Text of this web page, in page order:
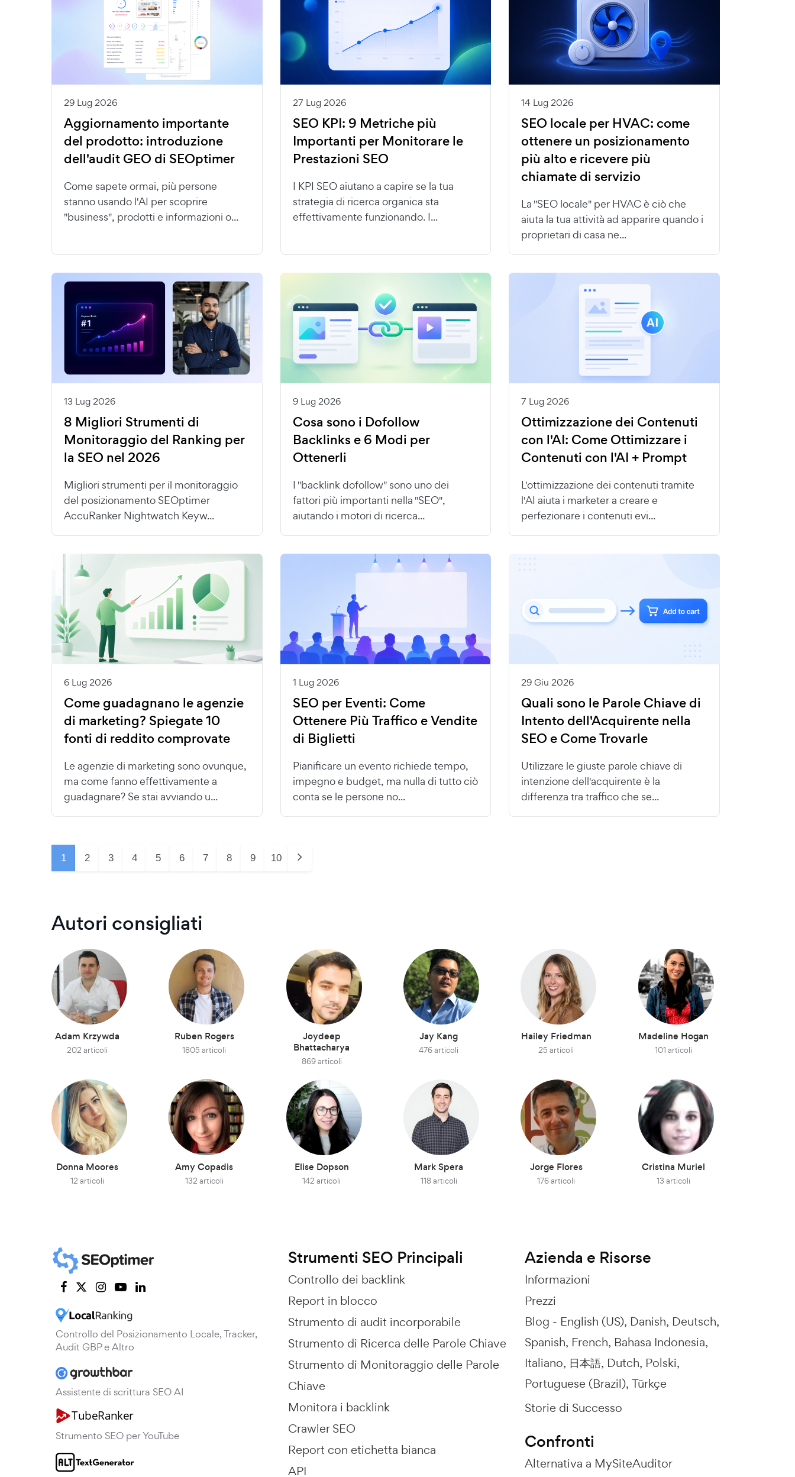
29 Lug 2026
Aggiornamento importante
del prodotto: introduzione
dell'audit GEO di SEOptimer
Come sapete ormai, più persone
stanno usando l'AI per scoprire
"business", prodotti e informazioni o...
27 Lug 2026
SEO KPI: 9 Metriche più
Importanti per Monitorare le
Prestazioni SEO
I KPI SEO aiutano a capire se la tua
strategia di ricerca organica sta
effettivamente funzionando. I...
14 Lug 2026
SEO locale per HVAC: come
ottenere un posizionamento
più alto e ricevere più
chiamate di servizio
La "SEO locale" per HVAC è ciò che
aiuta la tua attività ad apparire quando i
proprietari di casa ne...
13 Lug 2026
8 Migliori Strumenti di
Monitoraggio del Ranking per
la SEO nel 2026
Migliori strumenti per il monitoraggio
del posizionamento SEOptimer
AccuRanker Nightwatch Keyw...
9 Lug 2026
Cosa sono i Dofollow
Backlinks e 6 Modi per
Ottenerli
I "backlink dofollow" sono uno dei
fattori più importanti nella "SEO",
aiutando i motori di ricerca...
7 Lug 2026
Ottimizzazione dei Contenuti
con l'AI: Come Ottimizzare i
Contenuti con l'AI + Prompt
L'ottimizzazione dei contenuti tramite
l'AI aiuta i marketer a creare e
perfezionare i contenuti evi...
6 Lug 2026
Come guadagnano le agenzie
di marketing? Spiegate 10
fonti di reddito comprovate
Le agenzie di marketing sono ovunque,
ma come fanno effettivamente a
guadagnare? Se stai avviando u...
1 Lug 2026
SEO per Eventi: Come
Ottenere Più Traffico e Vendite
di Biglietti
Pianificare un evento richiede tempo,
impegno e budget, ma nulla di tutto ciò
conta se le persone no...
29 Giu 2026
Quali sono le Parole Chiave di
Intento dell'Acquirente nella
SEO e Come Trovarle
Utilizzare le giuste parole chiave di
intenzione dell'acquirente è la
differenza tra traffico che se...
1 2 3 4 5 6 7 8 9 10
Autori consigliati
Adam Krzywda
202 articoli
Ruben Rogers
1805 articoli
Joydeep
Bhattacharya
869 articoli
Jay Kang
476 articoli
Hailey Friedman
25 articoli
Madeline Hogan
101 articoli
Donna Moores
12 articoli
Amy Copadis
132 articoli
Elise Dopson
142 articoli
Mark Spera
118 articoli
Jorge Flores
176 articoli
Cristina Muriel
13 articoli
Controllo del Posizionamento Locale, Tracker,
Audit GBP e Altro
Assistente di scrittura SEO AI
Strumento SEO per YouTube
Strumenti SEO Principali
Controllo dei backlink
Report in blocco
Strumento di audit incorporabile
Strumento di Ricerca delle Parole Chiave
Strumento di Monitoraggio delle Parole
Chiave
Monitora i backlink
Crawler SEO
Report con etichetta bianca
API
Azienda e Risorse
Informazioni
Prezzi
Blog - English (US) Danish Deutsch
Spanish French Bahasa Indonesia
Italiano 日本語 Dutch Polski
Portuguese (Brazil) Türkçe
Storie di Successo
Confronti
Alternativa a MySiteAuditor